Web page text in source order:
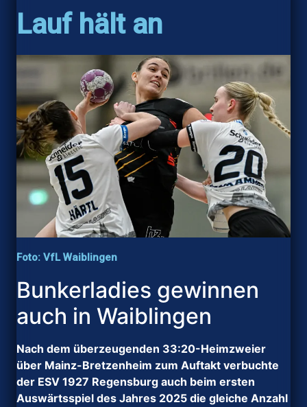
Lauf hält an
Foto: VfL Waiblingen
Bunkerladies gewinnen
auch in Waiblingen
Nach dem überzeugenden 33:20-Heimzweier
über Mainz-Bretzenheim zum Auftakt verbuchte
der ESV 1927 Regensburg auch beim ersten
Auswärtsspiel des Jahres 2025 die gleiche Anzahl